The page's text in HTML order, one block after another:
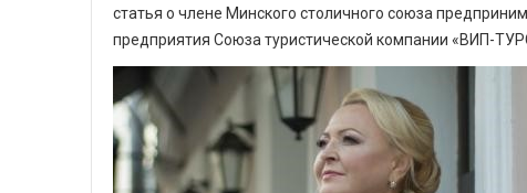
статья о члене Минского столичного союза
предприятия Союза туристической компании «ВИП-